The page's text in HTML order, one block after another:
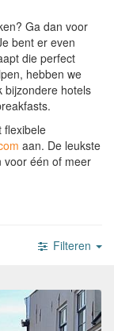
Ga dan voor
bent er even
die perfect
hebben we
bijzondere hotels
flexibele
aan. De leukste
voor één of meer
Filteren